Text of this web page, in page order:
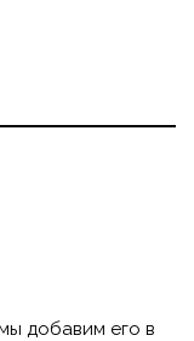
добавим его в